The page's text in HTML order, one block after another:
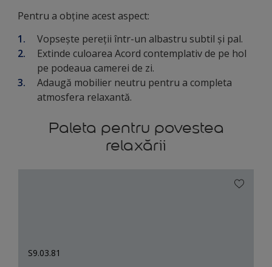
Pentru a obține acest aspect:
Vopsește pereții într-un albastru subtil și pal.
Extinde culoarea Acord contemplativ de pe hol
pe podeaua camerei de zi.
Adaugă mobilier neutru pentru a completa
atmosfera relaxantă.
Paleta pentru povestea
relaxării
S9.03.81